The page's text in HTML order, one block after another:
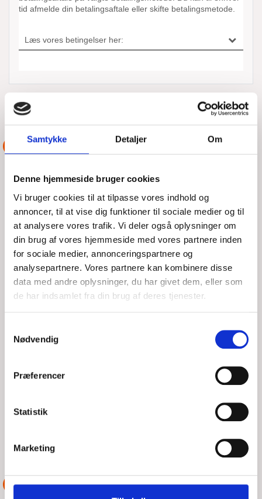
Samtykke Detaljer Om
Denne hjemmeside bruger cookies
Vi bruger cookies til at tilpasse vores indhold og
annoncer, til at vise dig funktioner til sociale medier og til
at analysere vores trafik. Vi deler også oplysninger om
din brug af vores hjemmeside med vores partnere inden
for sociale medier, annonceringspartnere og
analysepartnere. Vores partnere kan kombinere disse
data med andre oplysninger, du har givet dem, eller som
de har indsamlet fra din brug af deres tjenester.
Nødvendig
Præferencer
Statistik
Marketing
ANDRE AKTIONER UDFØRT AFDSRS VORDINGBORG
NYORD
TOR, 06/08/2026 - 15:46
assistance. Ligger ca 0,5-1,0 sømil nordvest for Nyord havn
med motorstop. DSRS Vordingborg samler
DSRS Vordingborg LÆS MERE
ASSISTANCE
ASSISTANCE